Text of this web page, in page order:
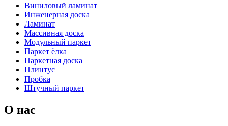
Виниловый ламинат
Инженерная доска
Ламинат
Массивная доска
Модульный паркет
Паркет ёлка
Паркетная доска
Плинтус
Пробка
Штучный паркет
О нас